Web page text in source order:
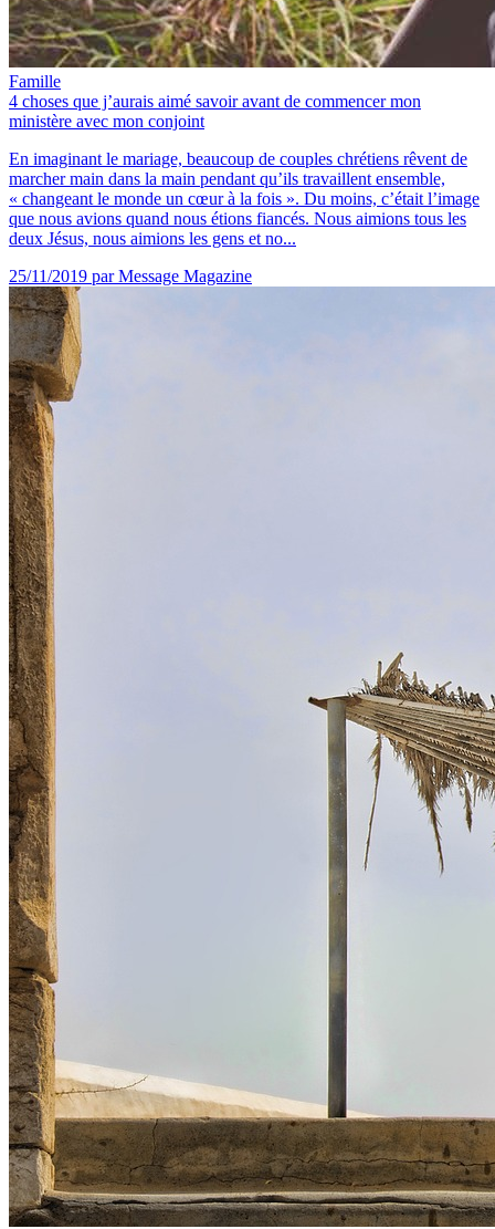
Famille
4 choses que j’aurais aimé savoir avant de commencer mon
ministère avec mon conjoint
En imaginant le mariage, beaucoup de couples chrétiens rêvent de
marcher main dans la main pendant qu’ils travaillent ensemble,
« changeant le monde un cœur à la fois ». Du moins, c’était l’image
que nous avions quand nous étions fiancés. Nous aimions tous les
deux Jésus, nous aimions les gens et no...
25/11/2019 par Message Magazine